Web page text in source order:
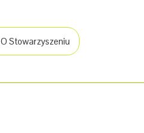
O Stowarzyszeniu